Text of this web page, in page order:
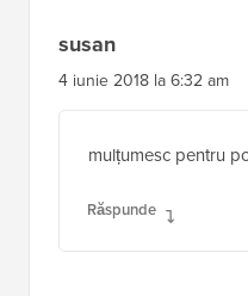
susan
4 iunie 2018 la 6:32 am
mulțumesc pentru
Răspunde